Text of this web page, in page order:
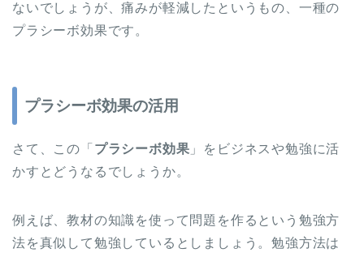
ないでしょうが、痛みが軽減したというもの、一種の
プラシーボ効果です。
プラシーボ効果の活用
さて、この「 プラシーボ効果 」をビジネスや勉強に活
かすとどうなるでしょうか。
例えば、教材の知識を使って問題を作るという勉強方
法を真似して勉強しているとしましょう。勉強方法は